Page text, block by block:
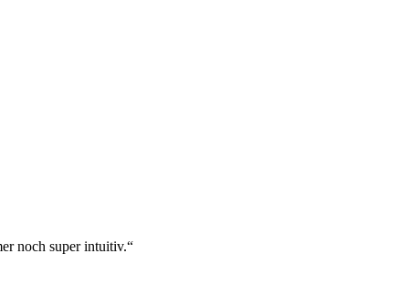
noch super intuitiv.“